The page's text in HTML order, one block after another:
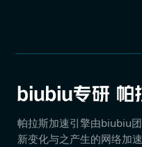
帕拉斯加速引擎由biubiu
新变化与之产生的网络加